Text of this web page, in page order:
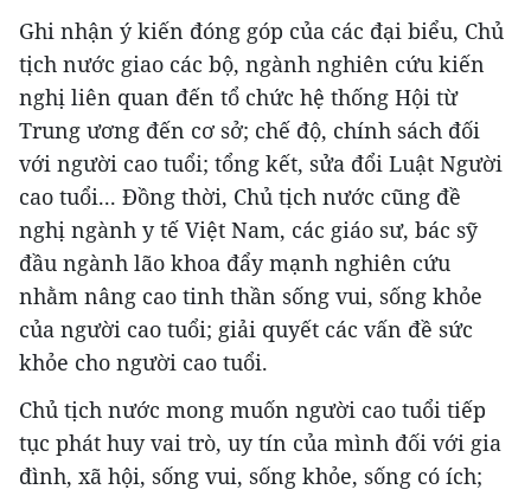
Ghi nhận ý kiến đóng góp của các đại biểu, Chủ
tịch nước giao các bộ, ngành nghiên cứu kiến
nghị liên quan đến tổ chức hệ thống Hội từ
Trung ương đến cơ sở; chế độ, chính sách đối
với người cao tuổi; tổng kết, sửa đổi Luật Người
cao tuổi... Đồng thời, Chủ tịch nước cũng đề
nghị ngành y tế Việt Nam, các giáo sư, bác sỹ
đầu ngành lão khoa đẩy mạnh nghiên cứu
nhằm nâng cao tinh thần sống vui, sống khỏe
của người cao tuổi; giải quyết các vấn đề sức
khỏe cho người cao tuổi.
Chủ tịch nước mong muốn người cao tuổi tiếp
tục phát huy vai trò, uy tín của mình đối với gia
đình, xã hội, sống vui, sống khỏe, sống có ích;